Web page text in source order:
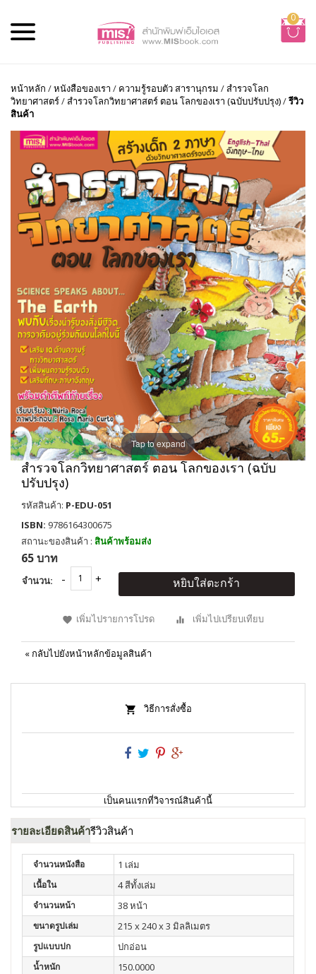
0
หน้าหลัก /หนังสือของเรา / ความรู้รอบตัว สารานุกรม /สำรวจโลก
วิทยาศาสตร์/สำรวจโลกวิทยาศาสตร์ ตอน โลกของเรา (ฉบับปรับปรุง)/รีวิว
สินค้า
Tap to expand
สำรวจโลกวิทยาศาสตร์ ตอน โลกของเรา (ฉบับ
ปรับปรุง)
รหัสสินค้า: P-EDU-051
ISBN: 9786164300675
สถานะของสินค้า : สินค้าพร้อมส่ง
65 บาท
จำนวน: หยิบใส่ตะกร้า
เพิ่มไปรายการโปรด เพิ่มไปเปรียบเทียบ
« กลับไปยังหน้าหลักข้อมูลสินค้า
วิธีการสั่งซื้อ
เป็นคนแรกที่วิจารณ์สินค้านี้
รายละเอียดสินค้ารีวิวสินค้า
จำนวนหนังสือ 1 เล่ม
เนื้อใน 4 สีทั้งเล่ม
จำนวนหน้า 38 หน้า
ขนาดรูปเล่ม 215 x 240 x 3 มิลลิเมตร
รูปแบบปก ปกอ่อน
น้ำหนัก 150.0000